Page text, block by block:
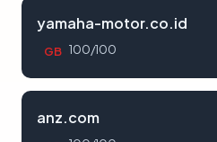
yamaha-motor.co.id
GB 100/100
anz.com